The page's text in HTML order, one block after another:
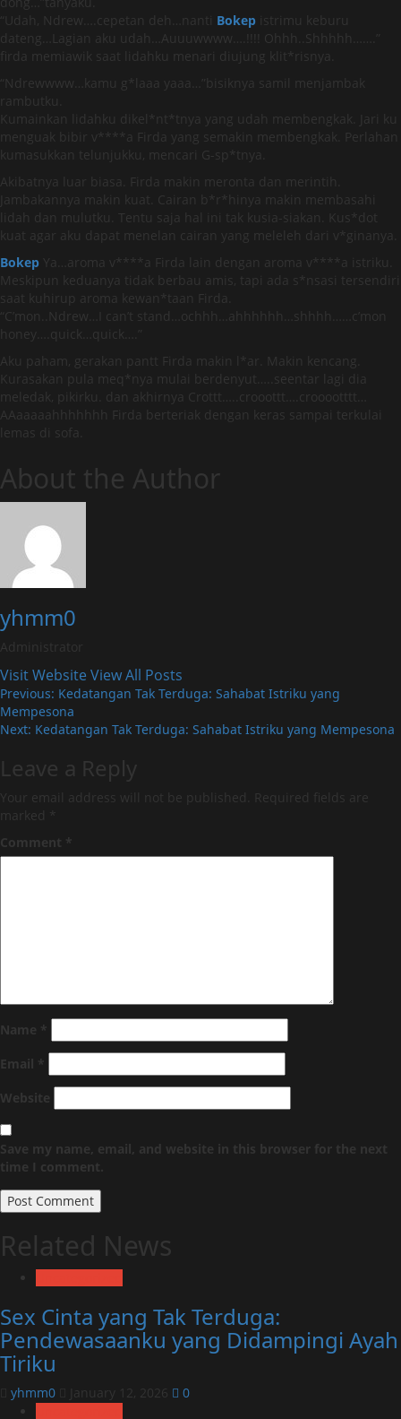
“Udah, Ndrew….cepetan deh…nanti Bokep istrimu keburu
dateng…Lagian aku udah…Auuuwwww….!!!! Ohhh..Shhhhh…….”
firda memiawik saat lidahku menari diujung klit*risnya.
“Ndrewwww…kamu g*laaa yaaa…”bisiknya samil menjambak
rambutku.
Kumainkan lidahku dikel*nt*tnya yang udah membengkak. Jari ku
menguak bibir v****a Firda yang semakin membengkak. Perlahan
kumasukkan telunjukku, mencari G-sp*tnya.
Akibatnya luar biasa. Firda makin meronta dan merintih.
Jambakannya makin kuat. Cairan b*r*hinya makin membasahi
lidah dan mulutku. Tentu saja hal ini tak kusia-siakan. Kus*dot
kuat agar aku dapat menelan cairan yang meleleh dari v*ginanya.
Bokep Ya…aroma v****a Firda lain dengan aroma v****a istriku.
Meskipun keduanya tidak berbau amis, tapi ada s*nsasi tersendiri
saat kuhirup aroma kewan*taan Firda.
“C’mon..Ndrew…I can’t stand…ochhh…ahhhhhh…shhhh……c’mon
honey….quick…quick….”
Aku paham, gerakan pantt Firda makin l*ar. Makin kencang.
Kurasakan pula meq*nya mulai berdenyut…..seentar lagi dia
meledak, pikirku. dan akhirnya Crottt…..crooottt….crooootttt…
AAaaaaahhhhhhh Firda berteriak dengan keras sampai terkulai
lemas di sofa.
About the Author
yhmm0
Administrator
Visit Website View All Posts
Post
navigation
Previous: Kedatangan Tak Terduga: Sahabat Istriku yang
Mempesona
Next: Kedatangan Tak Terduga: Sahabat Istriku yang Mempesona
Leave a Reply
Your email address will not be published.
Required fields are
marked
Comment *
Name *
Email *
Website
Save my name, email, and website in this browser for the next
time I comment.
Related News
Sex Cinta yang Tak Terduga:
Pendewasaanku yang Didampingi Ayah
Tiriku
yhmm0 January 12, 2026
0